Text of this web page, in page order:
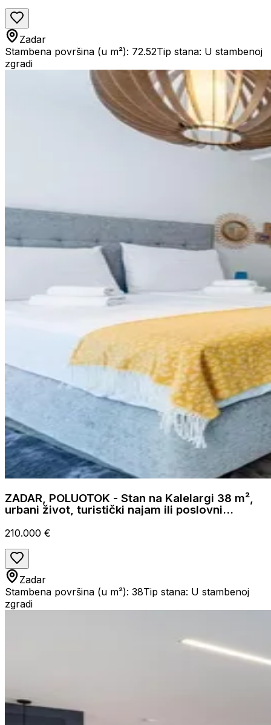
Zadar
Stambena površina (u m²): 72.52Tip stana: U stambenoj
zgradi
ZADAR, POLUOTOK - Stan na Kalelargi 38 m²,
urbani život, turistički najam ili poslovni
210.000 €
Zadar
Stambena površina (u m²): 38Tip stana: U stambenoj
zgradi